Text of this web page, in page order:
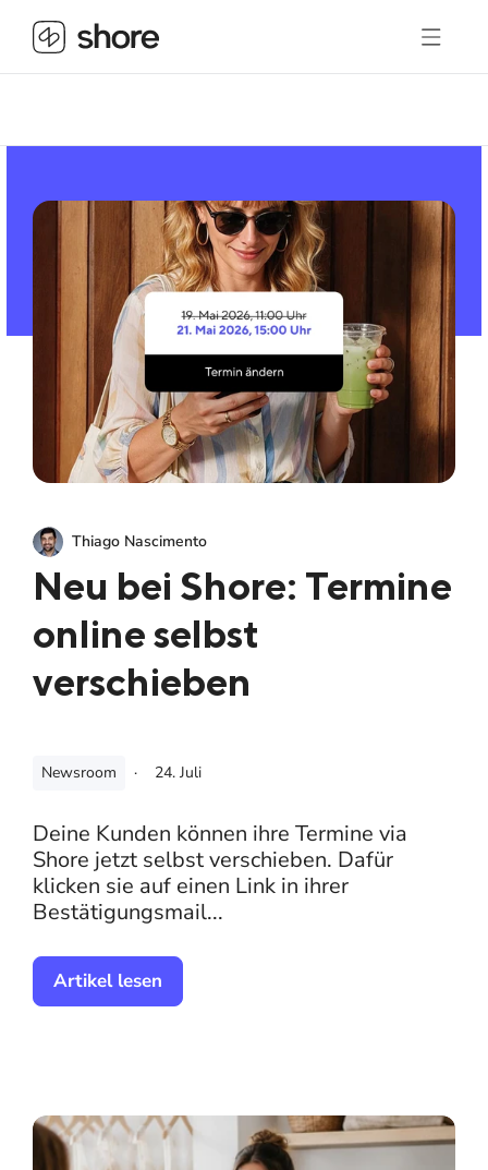
Thiago Nascimento
Neu bei Shore: Termine
online selbst
verschieben
Newsroom · 24. Juli
Deine Kunden können ihre Termine via
Shore jetzt selbst verschieben. Dafür
klicken sie auf einen Link in ihrer
Bestätigungsmail...
Artikel lesen
Artikel lesen